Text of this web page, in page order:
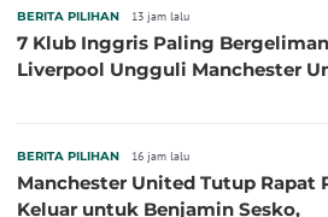
BERITA PILIHAN 13 jam lalu
7 Klub Inggris Paling
Liverpool Ungguli Manchester
BERITA PILIHAN 16 jam lalu
Manchester United Tutup Rapat
Keluar untuk Benjamin Sesko,